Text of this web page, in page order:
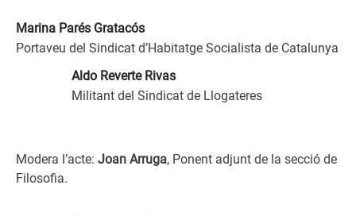
Marina Parés Gratacós
Portaveu del Sindicat d’Habitatge Socialista de Catalunya
Aldo Reverte Rivas
Militant del Sindicat de Llogateres
Modera l’acte: Joan Arruga, Ponent adjunt de la secció de
Filosofia.